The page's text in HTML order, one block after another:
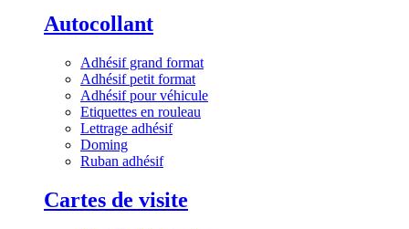
Autocollant
Adhésif grand format
Adhésif petit format
Adhésif pour véhicule
Etiquettes en rouleau
Lettrage adhésif
Doming
Ruban adhésif
Cartes de visite